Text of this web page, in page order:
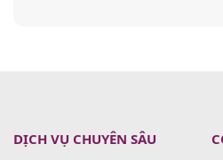
DỊCH VỤ CHUYÊN SÂU